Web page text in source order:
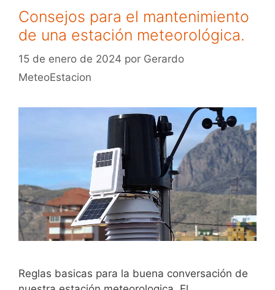
Consejos para el mantenimiento
de una estación meteorológica.
15 de enero de 2024 por Gerardo
MeteoEstacion
Reglas basicas para la buena conversación de